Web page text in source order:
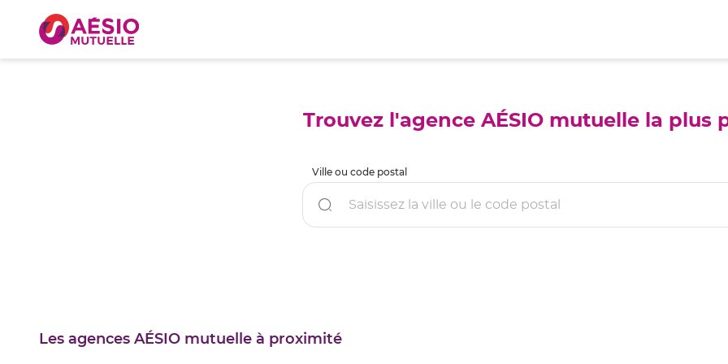
Trouvez l'agence AÉSIO mutuelle la plus
Ville ou code postal
Rechercher
un
Les agences AÉSIO mutuelle à proximité